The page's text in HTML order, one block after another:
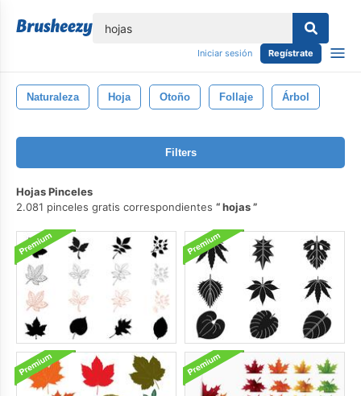
Iniciar sesión Regístrate
Naturaleza Hoja Otoño Follaje Árbol
Filters
Hojas Pinceles
2.081 pinceles gratis correspondientes
hojas